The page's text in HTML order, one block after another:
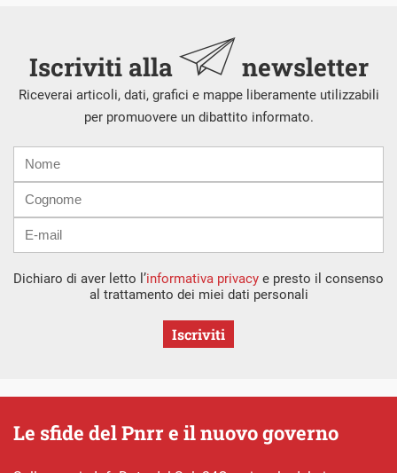
Iscriviti alla newsletter
Riceverai articoli, dati, grafici e mappe liberamente utilizzabili
per promuovere un dibattito informato.
mail
Dichiaro di aver letto l’informativa privacy e presto il consenso
al trattamento dei miei dati personali
Iscriviti
Le sfide del Pnrr e il nuovo governo